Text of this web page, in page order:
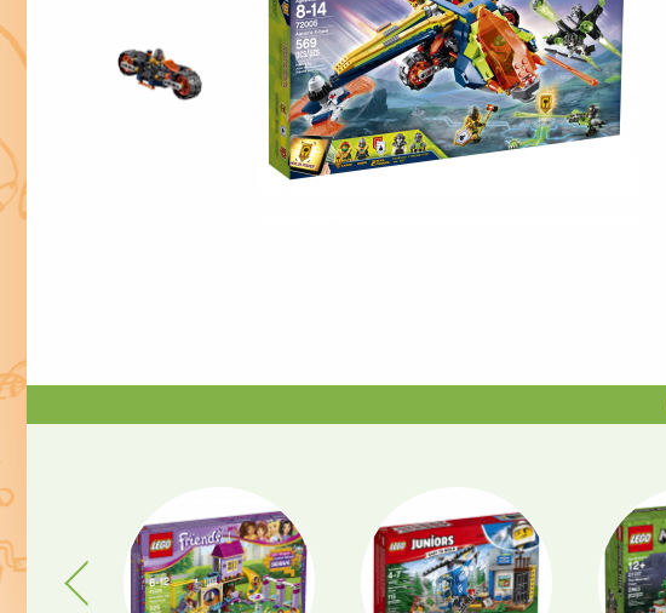
Previous